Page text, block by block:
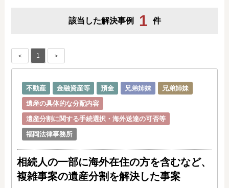
該当した解決事例 1 件
＜ 1 ＞
不動産 金融資産等 預金 兄弟姉妹
兄弟姉妹
遺産の具体的な分配内容
遺産分割に関する手続選択・海外送達の可否等
福岡法律事務所
相続人の一部に海外在住の方を含むなど、
複雑事案の遺産分割を解決した事案